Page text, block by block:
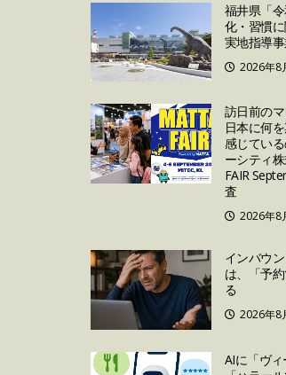
福井県「
化・習慣
実地指導
2026年8
訪日前のマ
日本に何
感じてい
ーシティ
FAIR
査
2026年8
インバウ
は、「予
る
2026年8
AIに「ヴィ